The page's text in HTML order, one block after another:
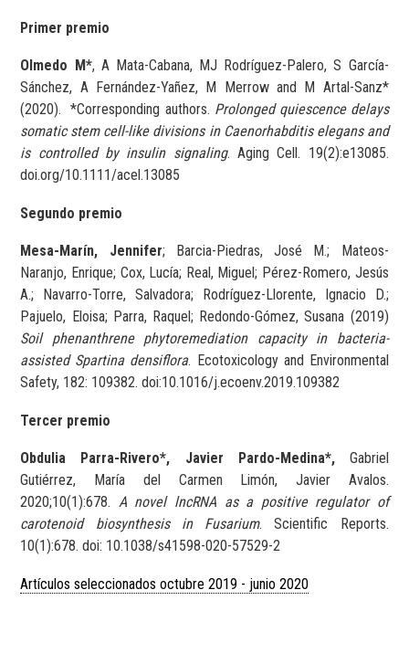
Primer premio
Olmedo M*, A Mata-Cabana, MJ Rodríguez-Palero, S García-
Sánchez, A Fernández-Yañez, M Merrow and M Artal-Sanz*
(2020). *Corresponding authors. Prolonged quiescence delays
somatic stem cell-like divisions in Caenorhabditis elegans and
is controlled by insulin signaling. Aging Cell. 19(2):e13085.
doi.org/10.1111/acel.13085
Segundo premio
Mesa-Marín, Jennifer; Barcia-Piedras, José M.; Mateos-
Naranjo, Enrique; Cox, Lucía; Real, Miguel; Pérez-Romero, Jesús
A.; Navarro-Torre, Salvadora; Rodríguez-Llorente, Ignacio D.;
Pajuelo, Eloisa; Parra, Raquel; Redondo-Gómez, Susana (2019)
Soil phenanthrene phytoremediation capacity in bacteria-
assisted Spartina densiflora. Ecotoxicology and Environmental
Safety, 182: 109382. doi:10.1016/j.ecoenv.2019.109382
Tercer premio
Obdulia Parra-Rivero*, Javier Pardo-Medina*,Gabriel
Gutiérrez, María del Carmen Limón, Javier Avalos.
2020;10(1):678. A novel lncRNA as a positive regulator of
carotenoid biosynthesis in Fusarium. Scientific Reports.
10(1):678. doi: 10.1038/s41598-020-57529-2
Artículos seleccionados octubre 2019 - junio 2020